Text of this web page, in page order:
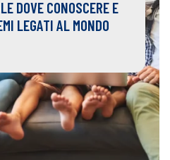
DOVE CONOSCERE E
LEGATI AL MONDO